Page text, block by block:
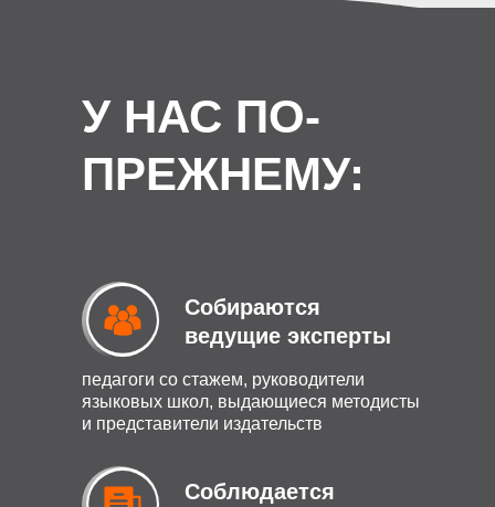
У НАС ПО-
ПРЕЖНЕМУ:
Собираются
ведущие эксперты
педагоги со стажем, руководители
языковых школ, выдающиеся методисты
и представители издательств
Соблюдается